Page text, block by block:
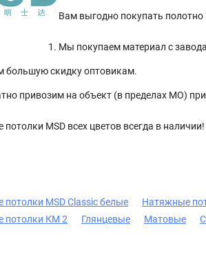
Вам выгодно покупать
Мы покупаем материал с
большую скидку оптовикам.
привозим на объект (в пределах МО)
MSD всех цветов всегда в
MSD Сlassic белые Натяжные
потолки КМ 2
Глянцевые Матовые